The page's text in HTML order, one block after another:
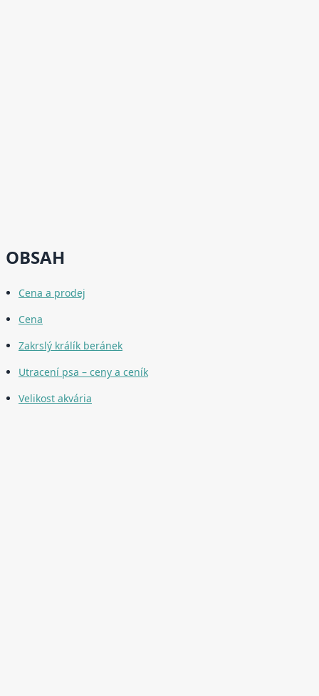
OBSAH
Cena a prodej
Cena
Zakrslý králík beránek
Utracení psa – ceny a ceník
Velikost akvária